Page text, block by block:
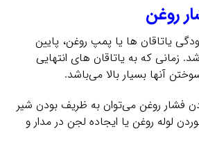
روغن
یاتاقان ها یا پمپ روغن، پایین
زمانی که به یاتاقان های انتهایی
آنها بسیار بالا می‌باشد.
فشار روغن می‌توان به ظریف بودن شیر
لوله روغن یا ایجاده لجن در مدار و